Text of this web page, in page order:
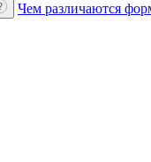
Чем различаются